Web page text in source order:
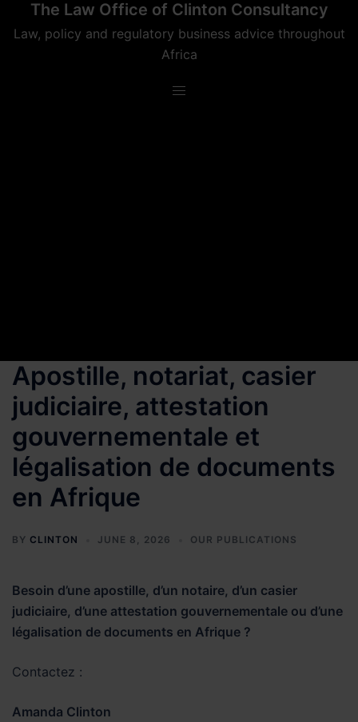
The Law Office of Clinton Consultancy
Law, policy and regulatory business advice throughout
Africa
Apostille, notariat, casier
judiciaire, attestation
gouvernementale et
légalisation de documents
en Afrique
BY CLINTON JUNE 8, 2026 OUR PUBLICATIONS
Besoin d’une apostille, d’un notaire, d’un casier
judiciaire, d’une attestation gouvernementale ou d’une
légalisation de documents en Afrique ?
Contactez :
Amanda Clinton